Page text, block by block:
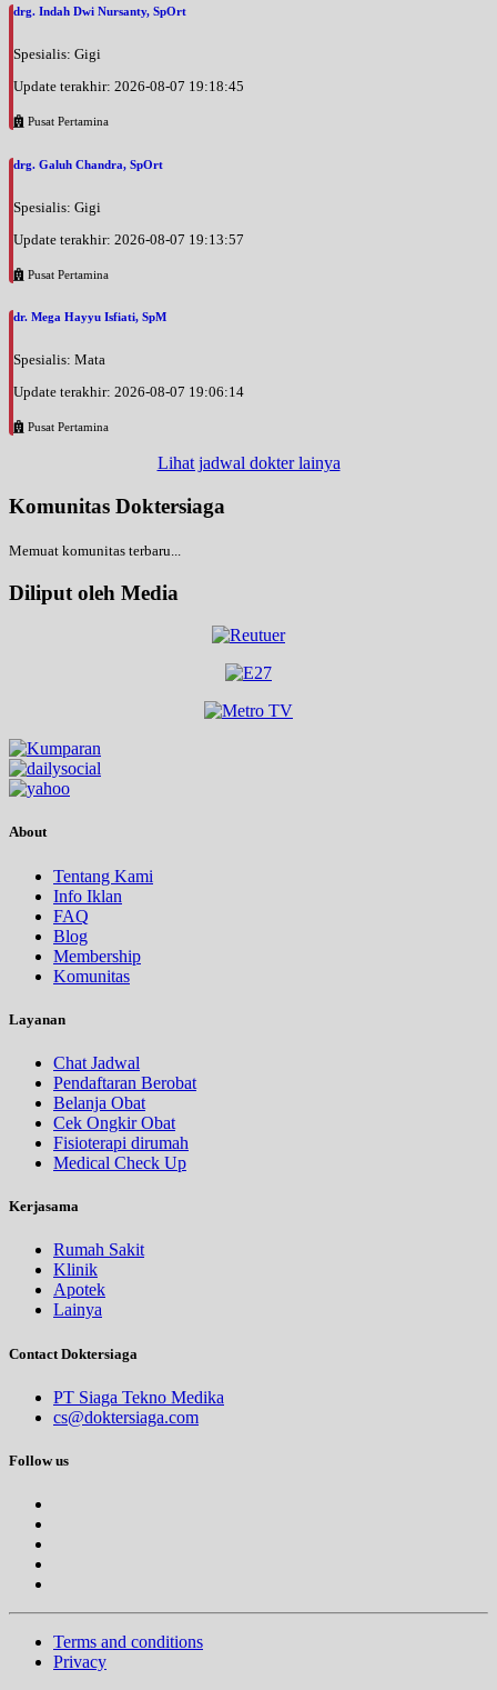
drg. Indah Dwi Nursanty, SpOrt
Spesialis: Gigi
Update terakhir: 2026-08-07 19:18:45
Pusat Pertamina
drg. Galuh Chandra, SpOrt
Spesialis: Gigi
Update terakhir: 2026-08-07 19:13:57
Pusat Pertamina
dr. Mega Hayyu Isfiati, SpM
Spesialis: Mata
Update terakhir: 2026-08-07 19:06:14
Pusat Pertamina
Lihat jadwal dokter lainya
Komunitas Doktersiaga
Memuat komunitas terbaru...
Diliput oleh Media
About
Tentang Kami
Info Iklan
FAQ
Blog
Membership
Komunitas
Layanan
Chat Jadwal
Pendaftaran Berobat
Belanja Obat
Cek Ongkir Obat
Fisioterapi dirumah
Medical Check Up
Kerjasama
Rumah Sakit
Klinik
Apotek
Lainya
Contact Doktersiaga
PT Siaga Tekno Medika
cs@doktersiaga.com
Follow us
Terms and conditions
Privacy